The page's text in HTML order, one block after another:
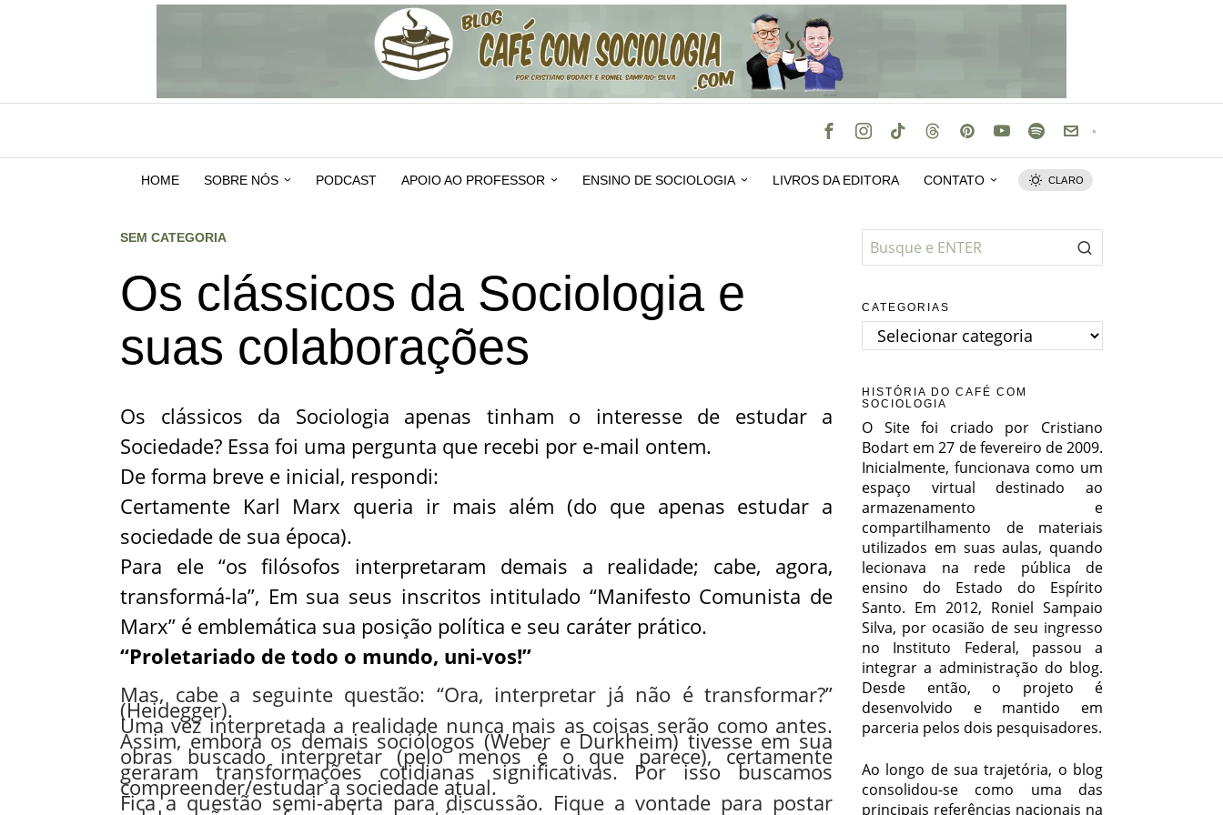
HOME SOBRE NÓS PODCAST APOIO AO PROFESSOR ENSINO DE SOCIOLOGIA LIVROS DA EDITORA CONTATO CLARO
SEM CATEGORIA
Os clássicos da Sociologia e
suas colaborações
Os clássicos da Sociologia apenas tinham o interesse de estudar a
Sociedade? Essa foi uma pergunta que recebi por e-mail ontem.
De forma breve e inicial, respondi:
Certamente Karl Marx queria ir mais além (do que apenas estudar a
sociedade de sua época).
Para ele “os filósofos interpretaram demais a realidade; cabe, agora,
transformá-la”, Em sua seus inscritos intitulado “Manifesto Comunista de
Marx” é emblemática sua posição política e seu caráter prático.
“Proletariado de todo o mundo, uni-vos!”
Mas, cabe a seguinte questão: “Ora, interpretar já não é transformar?”
(Heidegger).
Uma vez interpretada a realidade nunca mais as coisas serão como antes.
Assim, embora os demais sociólogos (Weber e Durkheim) tivesse em sua
obras buscado interpretar (pelo menos é o que parece), certamente
geraram transformações cotidianas significativas. Por isso buscamos
compreender/estudar a sociedade atual.
Fica a questão semi-aberta para discussão. Fique a vontade para postar
CATEGORIAS
Categorias
HISTÓRIA DO CAFÉ COM
SOCIOLOGIA
O Site foi criado por Cristiano
Bodart em 27 de fevereiro de 2009.
Inicialmente, funcionava como um
espaço virtual destinado ao
armazenamento e
compartilhamento de materiais
utilizados em suas aulas, quando
lecionava na rede pública de
ensino do Estado do Espírito
Santo. Em 2012, Roniel Sampaio
Silva, por ocasião de seu ingresso
no Instituto Federal, passou a
integrar a administração do blog.
Desde então, o projeto é
desenvolvido e mantido em
parceria pelos dois pesquisadores.
Ao longo de sua trajetória, o blog
consolidou-se como uma das
principais referências nacionais na